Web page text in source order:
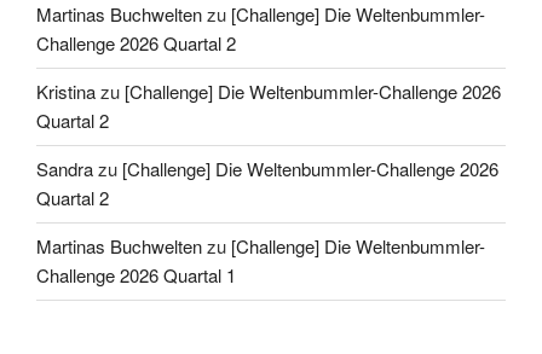
Martinas Buchweltenzu [Challenge] Die Weltenbummler-
Challenge 2026 Quartal 2
Kristinazu [Challenge] Die Weltenbummler-Challenge 2026
Quartal 2
Sandrazu [Challenge] Die Weltenbummler-Challenge 2026
Quartal 2
Martinas Buchweltenzu [Challenge] Die Weltenbummler-
Challenge 2026 Quartal 1